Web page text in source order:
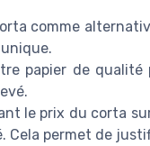
comme
papier de
le prix du corta
Cela permet de